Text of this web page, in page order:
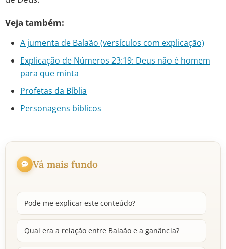
Veja também:
A jumenta de Balaão (versículos com explicação)
Explicação de Números 23:19: Deus não é homem
para que minta
Profetas da Bíblia
Personagens bíblicos
Vá mais fundo
Pode me explicar este conteúdo?
Qual era a relação entre Balaão e a ganância?